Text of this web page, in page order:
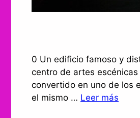
0 Un edificio famoso y
centro de artes
convertido en uno de los
el mismo … Leer más